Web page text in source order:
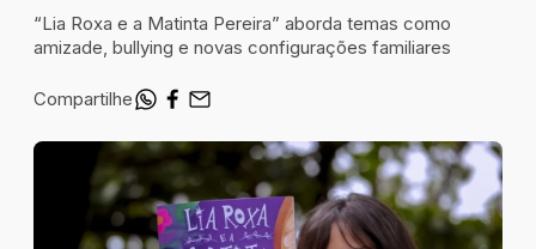
“Lia Roxa e a Matinta Pereira” aborda temas como
amizade, bullying e novas configurações familiares
Compartilhe